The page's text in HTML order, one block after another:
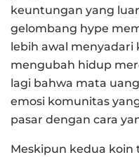
keuntungan yang
gelombang hype
lebih awal
mengubah hidup
lagi bahwa mata
emosi komunitas
pasar dengan cara
Meskipun kedua